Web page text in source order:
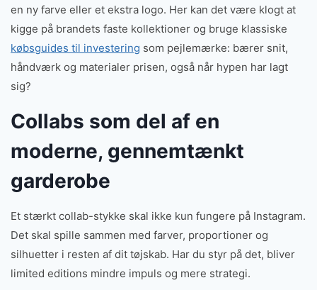
en ny farve eller et ekstra logo. Her kan det være klogt at
kigge på brandets faste kollektioner og bruge klassiske
købsguides til investering som pejlemærke: bærer snit,
håndværk og materialer prisen, også når hypen har lagt
sig?
Collabs som del af en
moderne, gennemtænkt
garderobe
Et stærkt collab-stykke skal ikke kun fungere på Instagram.
Det skal spille sammen med farver, proportioner og
silhuetter i resten af dit tøjskab. Har du styr på det, bliver
limited editions mindre impuls og mere strategi.